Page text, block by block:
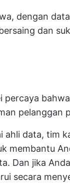
dengan
dan
percaya
pelanggan
ahli data, tim
membantu
Dan jika
secara